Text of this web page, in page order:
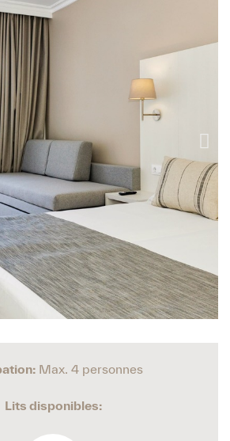
Max. 4 personnes
Lits disponibles: